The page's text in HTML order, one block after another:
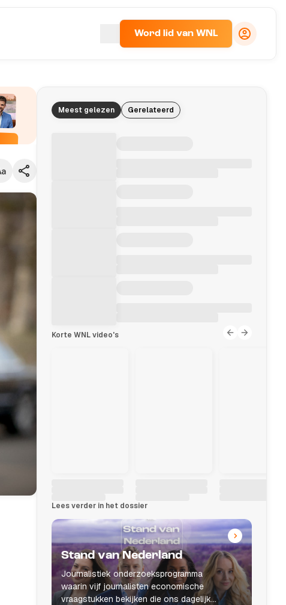
Word lid van WNL
Meest gelezen Gerelateerd
Korte WNL video's
Lees verder in het dossier
Stand van Nederland
Journalistiek onderzoeksprogramma
waarin vijf journalisten economische
vraagstukken bekijken die ons dagelijks